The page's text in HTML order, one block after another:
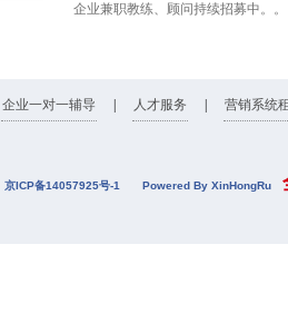
企业兼职教练、顾问持续招募中。
企业一对一辅导 人才服务
营销系统
京ICP备14057925号-1 Powered By XinHongRu